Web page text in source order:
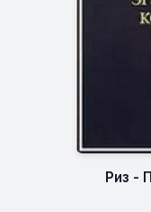
Риз -